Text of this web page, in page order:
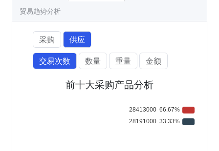
贸易趋势分析
采购
供应
交易次数
数量 重量 金额
前十大采购产品分析